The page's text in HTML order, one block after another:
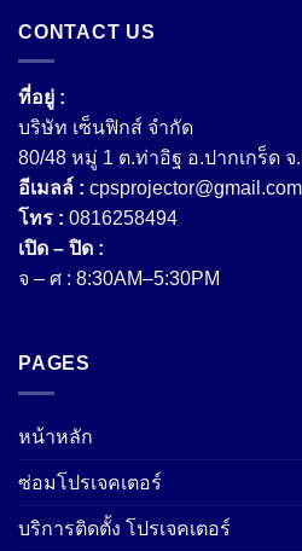
CONTACT US
ที่อยู่ :
บริษัท เซ็นฟิกส์ จํากัด
80/48 หมู่ 1 ต.ท่าอิฐ อ.ปากเกร็ด
อีเมลล์ : cpsprojector@gmail.com
โทร : 0816258494
เปิด – ปิด :
จ – ศ : 8:30AM–5:30PM
PAGES
หน้าหลัก
ซ่อมโปรเจคเตอร์
บริการติดตั้ง โปรเจคเตอร์